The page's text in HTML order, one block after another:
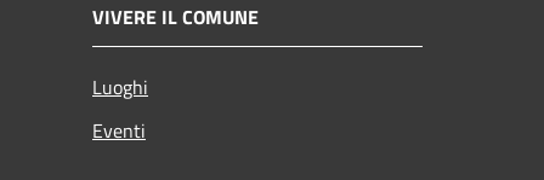
VIVERE IL COMUNE
Luoghi
Eventi